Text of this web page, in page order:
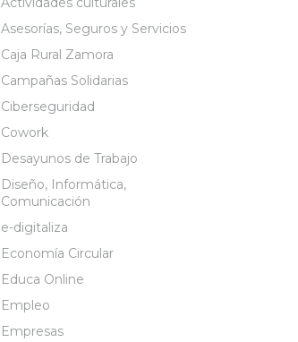
Asesorías, Seguros y Servicios
Caja Rural Zamora
Campañas Solidarias
Ciberseguridad
Cowork
Desayunos de Trabajo
Diseño, Informática,
Comunicación
e-digitaliza
Economía Circular
Educa Online
Empleo
Empresas